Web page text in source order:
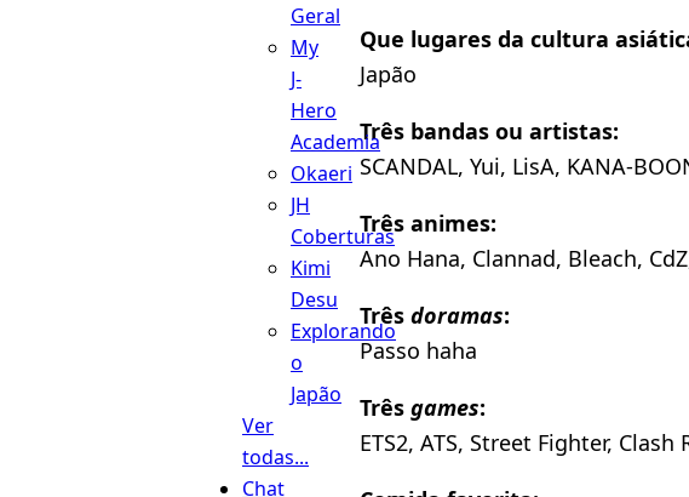
Geral
My
J-
Hero
Academia
Okaeri
JH
Coberturas
Kimi
Desu
Explorando
o
Japão
Ver
todas...
Chat
Que lugares da cultura
Japão
Três bandas ou artistas:
SCANDAL, Yui, LisA, KANA-
Três animes:
Ano Hana, Clannad, Bleach,
Três doramas:
Passo haha
Três games:
ETS2, ATS, Street Fighter, Clash